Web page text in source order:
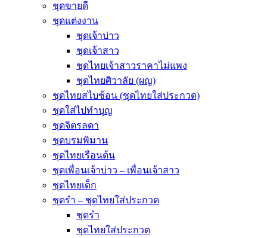
ชุดขายดี
ชุดแต่งงาน
ชุดเจ้าบ่าว
ชุดเจ้าสาว
ชุดไทยเจ้าสาวราคาไม่แพง
ชุดไทยศิวาลัย (ผญ)
ชุดไทยสไบซ้อน (ชุดไทยใส่ประกวด)
ชุดใส่ไปทำบุญ
ชุดจิตรลดา
ชุดบรมพิมาน
ชุดไทยเรือนต้น
ชุดเพื่อนเจ้าบ่าว – เพื่อนเจ้าสาว
ชุดไทยเด็ก
ชุดรำ – ชุดไทยใส่ประกวด
ชุดรำ
ชุดไทยใส่ประกวด